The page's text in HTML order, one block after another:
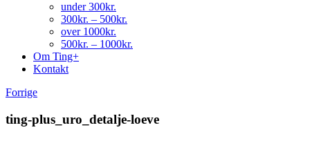
under 300kr.
300kr. – 500kr.
over 1000kr.
500kr. – 1000kr.
Om Ting+
Kontakt
Forrige
ting-plus_uro_detalje-loeve